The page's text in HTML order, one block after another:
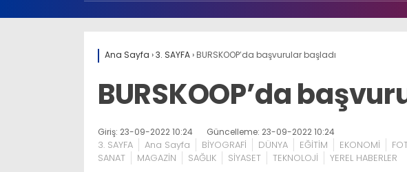
Ana Sayfa ›3. SAYFA› BURSKOOP’da başvurular başladı
BURSKOOP’da
Giriş: 23-09-2022 10:24 Güncelleme: 23-09-2022 10:24
3. SAYFA Ana Sayfa BİYOGRAFİ DÜNYA EĞİTİM EKONOMİ
SANAT
MAGAZİN SAĞLIK SİYASET TEKNOLOJİ YEREL HABERLER